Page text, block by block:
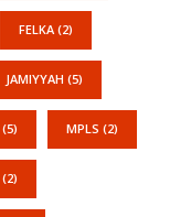
FELKA (2)
JAMIYYAH (5)
(5) MPLS (2)
(2)